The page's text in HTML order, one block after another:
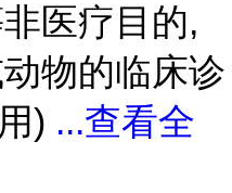
医疗目的,
物的临床诊
) ...查看全